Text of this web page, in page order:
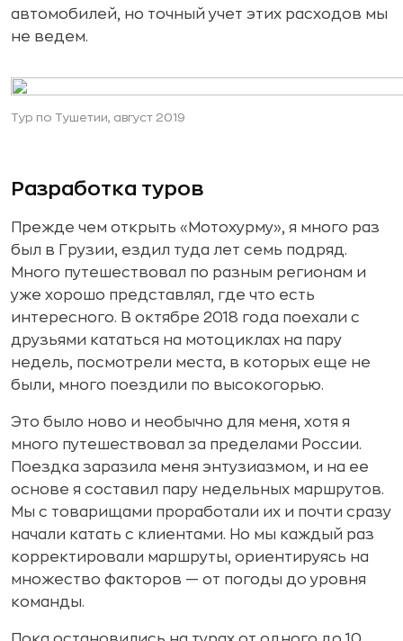
автомобилей, но точный учет этих расходов мы
не ведем.
Тур по Тушетии, август 2019
Разработка туров
Прежде чем открыть «Мотохурму», я много раз
был в Грузии, ездил туда лет семь подряд.
Много путешествовал по разным регионам и
уже хорошо представлял, где что есть
интересного. В октябре 2018 года поехали с
друзьями кататься на мотоциклах на пару
недель, посмотрели места, в которых еще не
были, много поездили по высокогорью.
Это было ново и необычно для меня, хотя я
много путешествовал за пределами России.
Поездка заразила меня энтузиазмом, и на ее
основе я составил пару недельных маршрутов.
Мы с товарищами проработали их и почти сразу
начали катать с клиентами. Но мы каждый раз
корректировали маршруты, ориентируясь на
множество факторов — от погоды до уровня
команды.